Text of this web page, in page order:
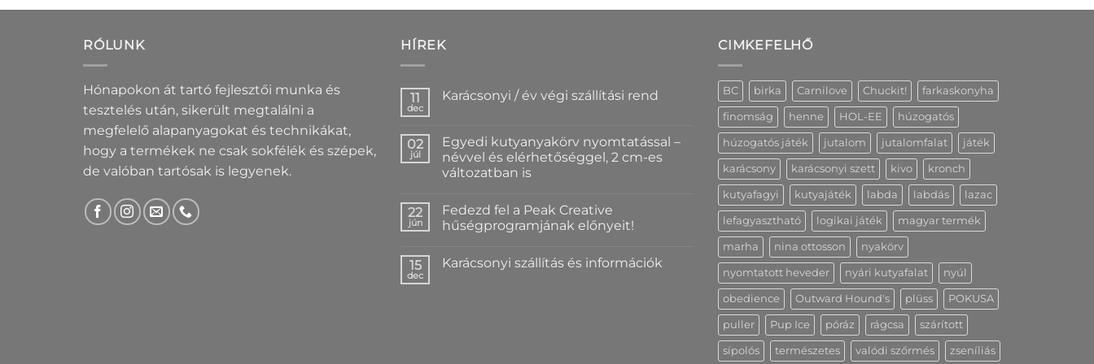
RÓLUNK
Hónapokon át tartó fejlesztői munka és
tesztelés után, sikerült megtalálni a
megfelelő alapanyagokat és technikákat,
hogy a termékek ne csak sokfélék és szépek,
de valóban tartósak is legyenek.
HÍREK
11
dec
Karácsonyi / év végi szállítási rend
Karácsonyi
/
év
végi
bejegyzéshez
02
júl
Egyedi kutyanyakörv nyomtatással –
névvel és elérhetőséggel, 2 cm-es
változatban is
a(z)
Egyedi
kutyanyakörv
névvel
22
jún
Fedezd fel a Peak Creative
hűségprogramjának előnyeit!
a(z)
15
dec
Karácsonyi szállítás és információk
CIMKEFELHŐ
BC birka Carnilove Chuckit! farkaskonyha
finomság henne HOL-EE húzogatós
húzogatós játék jutalom jutalomfalat játék
karácsony karácsonyi szett kivo kronch
kutyafagyi kutyajáték labda labdás lazac
lefagyasztható logikai játék magyar termék
marha nina ottosson nyakörv
nyomtatott heveder nyári kutyafalat nyúl
obedience Outward Hound's plüss POKUSA
puller Pup Ice póráz rágcsa szárított
sípolós természetes valódi szőrmés zseníliás